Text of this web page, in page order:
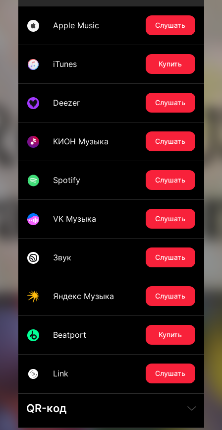
Apple Music Слушать
iTunes Купить
Deezer Слушать
КИОН Музыка Слушать
Spotify Слушать
VK Музыка Слушать
Звук Слушать
Яндекс Музыка Слушать
Beatport Купить
Link Слушать
QR-код